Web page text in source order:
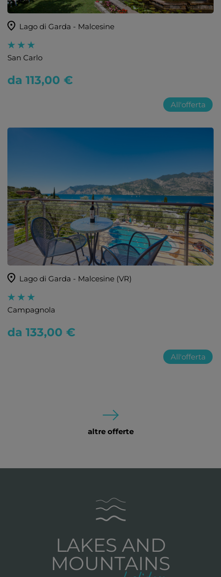
Lago di Garda - Malcesine
San Carlo
da 113,00 €
All'offerta
Lago di Garda - Malcesine (VR)
Campagnola
da 133,00 €
All'offerta
altre offerte
LAKES AND
MOUNTAINS